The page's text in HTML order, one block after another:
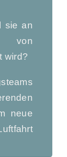
sie an
von
wird?
neue